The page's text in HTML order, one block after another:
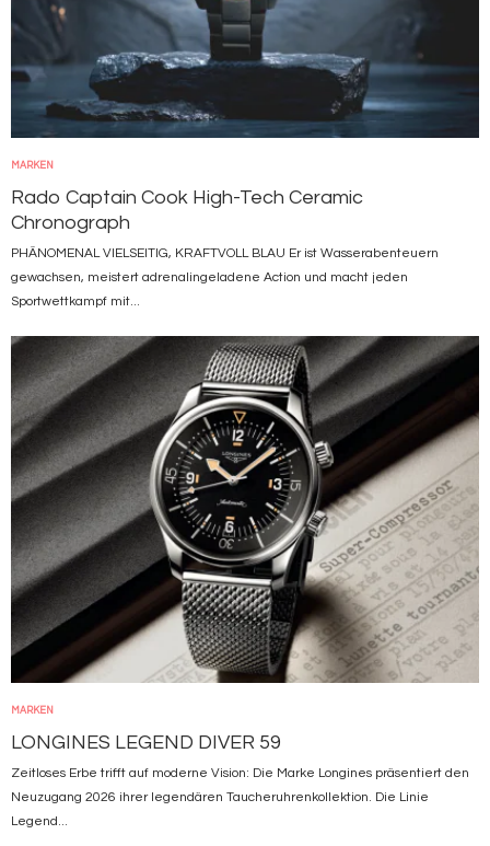
MARKEN
Rado Captain Cook High-Tech Ceramic
Chronograph
PHÄNOMENAL VIELSEITIG, KRAFTVOLL BLAU Er ist Wasserabenteuern
gewachsen, meistert adrenalingeladene Action und macht jeden
Sportwettkampf mit...
Bild
MARKEN
LONGINES LEGEND DIVER 59
Zeitloses Erbe trifft auf moderne Vision: Die Marke Longines präsentiert den
Neuzugang 2026 ihrer legendären Taucheruhrenkollektion. Die Linie
Legend...